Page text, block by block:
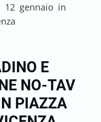
12 gennaio in
E
NO-TAV
PIAZZA